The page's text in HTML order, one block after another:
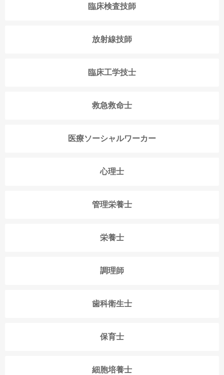
臨床検査技師
放射線技師
臨床工学技士
救急救命士
医療ソーシャルワーカー
心理士
管理栄養士
栄養士
調理師
歯科衛生士
保育士
細胞培養士